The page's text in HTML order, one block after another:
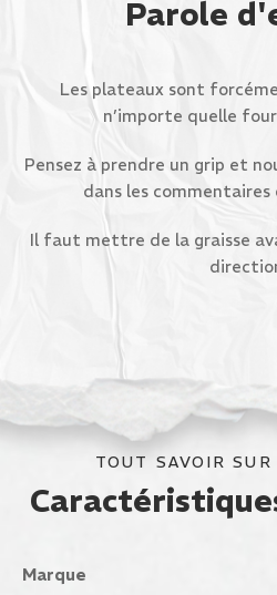
Parole
Les plateaux sont
n’importe quelle
Pensez à prendre un grip et
dans les commentaires
Il faut mettre de la graisse
TOUT SAVOIR
Marque